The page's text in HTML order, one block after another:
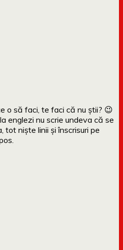
o să faci, te faci că nu știi? 😉
englezi nu scrie undeva că se
tot niște linii și înscrisuri pe